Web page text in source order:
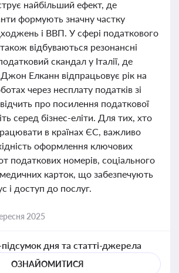
найбільший ефект, де
формують значну частку
і ВВП. У сфері податкового
відбуваються резонансні
скандал у Італії, де
Елканн відпрацьовує рік на
через несплату податків зі
про посилення податкової
серед бізнес-еліти. Для тих, хто
в країнах ЄС, важливо
оформлення ключових
податкових номерів, соціального
карток, що забезпечують
і доступ до послуг.
2025
дня та статті-джерела
ОЗНАЙОМИТИСЯ